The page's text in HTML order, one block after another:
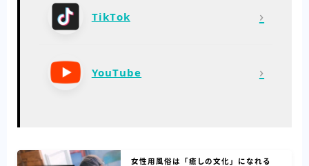
TikTok ›
YouTube ›
女性用風俗は「癒しの文化」になれる